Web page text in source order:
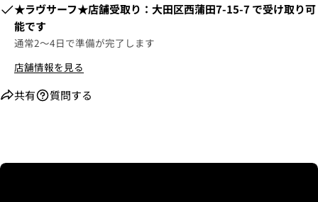
​​★ラヴサーフ★店舗受取り：大田区西蒲田7-15-7で受け取り可
能です
通常2〜4日で準備が完了します
店舗情報を見る
共有 質問する